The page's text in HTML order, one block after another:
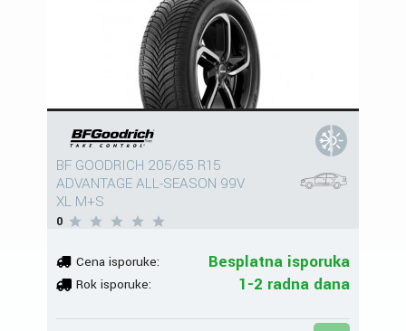
BF GOODRICH 205/65 R15
ADVANTAGE ALL-SEASON 99V
XL M+S
0
Cena isporuke: Besplatna isporuka
Rok isporuke: 1-2 radna dana